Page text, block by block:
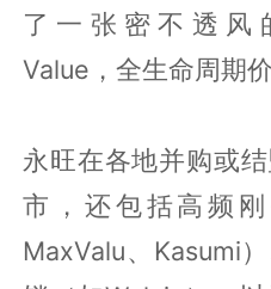
了一张密不透风
Value，全生命周期价
永旺在各地并购或
市，还包括高频
MaxValu、Kasumi